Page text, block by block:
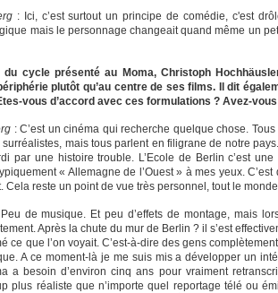
: Ici, c’est surtout un principe de comédie, c'est
mais le personnage changeait quand même un
du cycle présenté au Moma, Christoph
plutôt qu’au centre de ses films. Il dit
vous d’accord avec ces formulations ? Avez-
: C’est un cinéma qui recherche quelque chose.
mais tous parlent en filigrane de notre
par une histoire trouble. L’Ecole de Berlin c’est une
« Allemagne de l’Ouest » à mes yeux.
Cela reste un point de vue très personnel, tout le
de musique. Et peu d’effets de montage, mais
Après la chute du mur de Berlin ? il s’est
ce que l’on voyait. C’est-à-dire des gens
A ce moment-là je me suis mis a développer un
a besoin d’environ cinq ans pour vraiment
plus réaliste que n’importe quel reportage télé ou